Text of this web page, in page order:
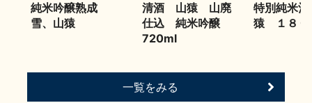
純米吟醸熟成
雪、山猿
清酒 山猿 山廃
仕込 純米吟醸
720ml
特別純米
猿 １８０
一覧をみる